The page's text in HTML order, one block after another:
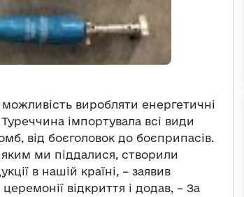
виробляти енергетичні
імпортувала всі види
від боєголовок до боєприпасів.
яким ми піддалися, створили
в нашій країні, – заявив
відкриття і додав, – За